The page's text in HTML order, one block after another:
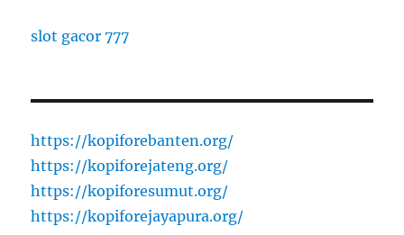
slot gacor 777
https://kopiforebanten.org/
https://kopiforejateng.org/
https://kopiforesumut.org/
https://kopiforejayapura.org/